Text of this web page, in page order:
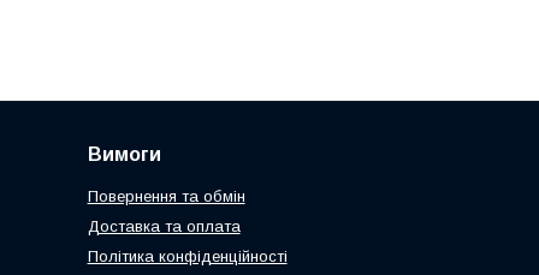
Вимоги
Повернення та обмін
Доставка та оплата
Політика конфіденційності